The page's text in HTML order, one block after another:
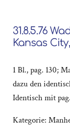
31.8.5.76
Kansas
1 Bl., pag. 130;
dazu den
Identisch mit
Kategorie: